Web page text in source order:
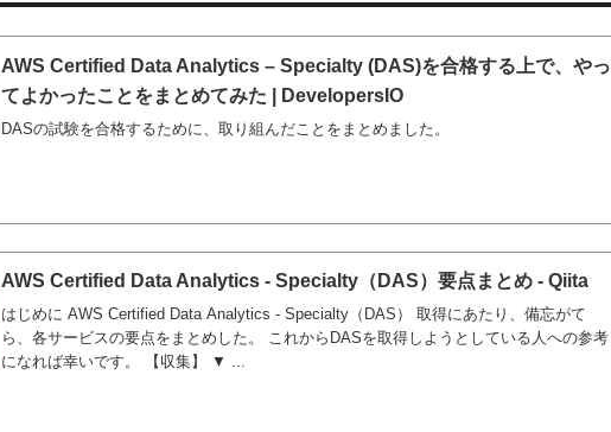
AWS Certified Data Analytics – Specialty (DAS)を合格する上で、やっ
てよかったことをまとめてみた | DevelopersIO
DASの試験を合格するために、取り組んだことをまとめました。
AWS Certified Data Analytics - Specialty（DAS）要点まとめ - Qiita
はじめに AWS Certified Data Analytics - Specialty（DAS） 取得にあたり、備忘がて
ら、各サービスの要点をまとめした。 これからDASを取得しようとしている人への参考
になれば幸いです。 【収集】 ▼ ...